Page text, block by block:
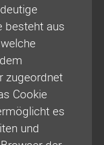
besteht aus
zugeordnet
Cookie
es
und